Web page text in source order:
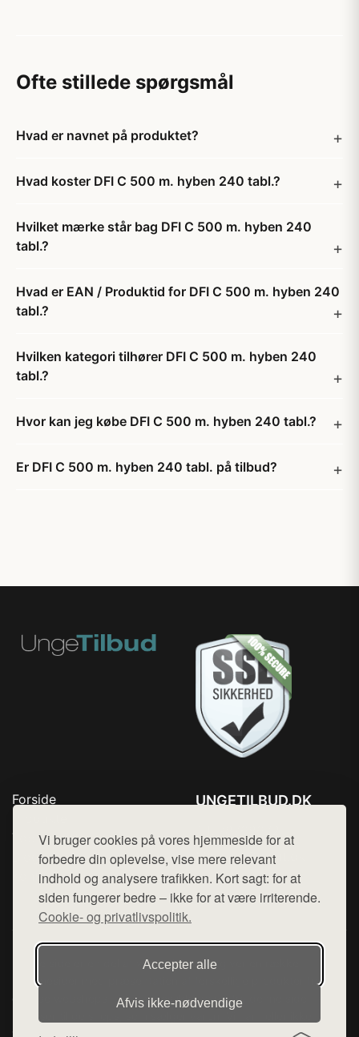
Vi bruger cookies på vores hjemmeside for at
forbedre din oplevelse, vise mere relevant
indhold og analysere trafikken. Kort sagt: for at
siden fungerer bedre – ikke for at være irriterende.
Cookie- og privatlivspolitik.
Accepter alle
Afvis ikke‑nødvendige
Ofte stillede spørgsmål
Hvad er navnet på produktet?
Hvad koster DFI C 500 m. hyben 240 tabl.?
Hvilket mærke står bag DFI C 500 m. hyben 240
tabl.?
Hvad er EAN / Produktid for DFI C 500 m. hyben 240
tabl.?
Hvilken kategori tilhører DFI C 500 m. hyben 240
tabl.?
Hvor kan jeg købe DFI C 500 m. hyben 240 tabl.?
Er DFI C 500 m. hyben 240 tabl. på tilbud?
Forside
Top Rabatter
Blog
Kontakt
UNGETILBUD.DK
Mail: hej@want.dk
Cookie- og privatlivspolitik
Denne side er en del af want.dk, der udgiver en række
hjemmesider med præsentation af forskellige produkter fra
diverse webshops. Der sælges ikke varer fra denne side - vi
henviser til de shops, som sælger varen. Vi har heller ikke
varerne på lager.